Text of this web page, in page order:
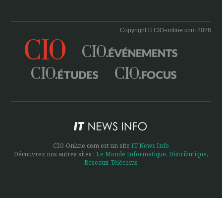
Copyright © CIO-online.com 2026
CIO-Online.com est un site IT News Info
Découvrez nos autres sites : Le Monde Informatique, Distributique,
Réseaux-Télécoms